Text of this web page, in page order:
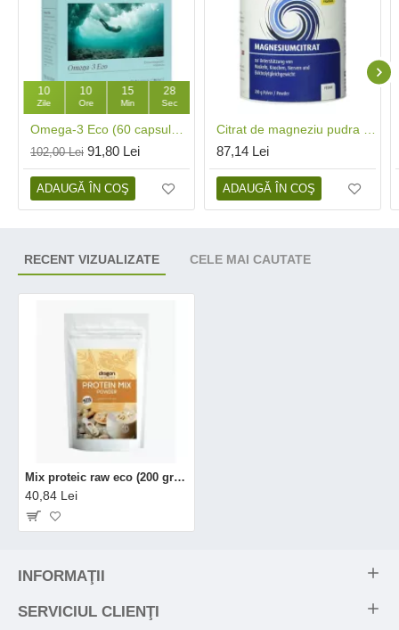
10
Zile
10
Ore
15
Min
27
Sec
102,00 Lei 91,80 Lei
ADAUGĂ ÎN COŞ
87,14 Lei
ADAUGĂ ÎN COŞ
RECENT VIZUALIZATE CELE MAI CAUTATE
Mix proteic raw eco (200 grame), Dragon Superfoods
40,84 Lei
INFORMAŢII
SERVICIUL CLIENŢI